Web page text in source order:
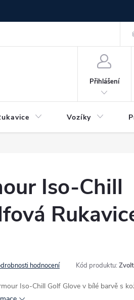
Přihlášení
Vozíky
Iso-Chill
hodnocení Kód produktu:
Iso-Chill Golf Glove v bílé barvě s